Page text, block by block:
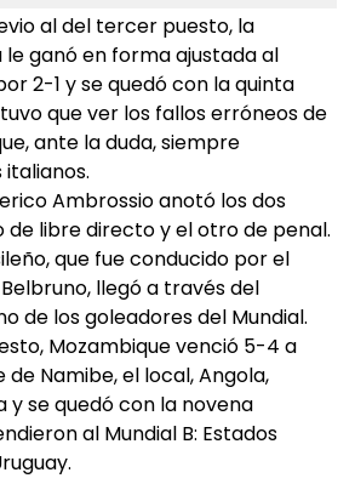
al del tercer puesto, la
le ganó en forma ajustada al
2-1 y se quedó con la quinta
que ver los fallos erróneos de
ante la duda, siempre
Ambrossio anotó los dos
de libre directo y el otro de penal.
que fue conducido por el
llegó a través del
de los goleadores del Mundial.
Mozambique venció 5-4 a
de Namibe, el local, Angola,
y se quedó con la novena
al Mundial B: Estados